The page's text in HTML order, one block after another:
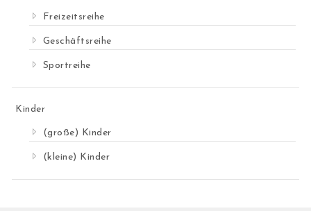
Freizeitsreihe
Geschäftsreihe
Sportreihe
Kinder
(große) Kinder
(kleine) Kinder